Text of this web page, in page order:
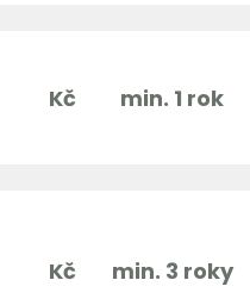
Kč min. 1 rok
Kč min. 3 roky